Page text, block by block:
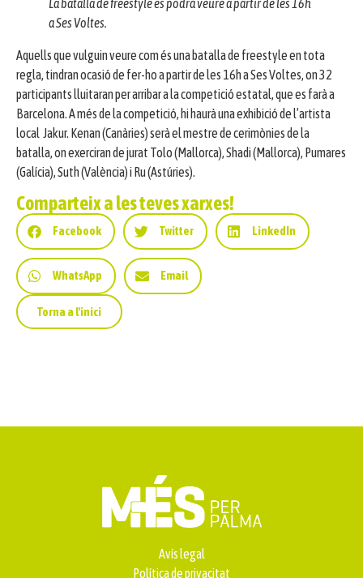
La batalla de freestyle es podrà veure a partir de les 16h
a Ses Voltes.
Aquells que vulguin veure com és una batalla de freestyle en tota
regla, tindran ocasió de fer-ho a partir de les 16h a Ses Voltes, on 32
participants lluitaran per arribar a la competició estatal, que es farà a
Barcelona. A més de la competició, hi haurà una exhibició de l’artista
local Jakur. Kenan (Canàries) serà el mestre de cerimònies de la
batalla, on exerciran de jurat Tolo (Mallorca), Shadi (Mallorca), Pumares
(Galícia), Suth (València) i Ru (Astúries).
Comparteix a les teves xarxes!
Facebook Twitter LinkedIn
WhatsApp Email
Torna a l'inici
Avís legal
Política de privacitat